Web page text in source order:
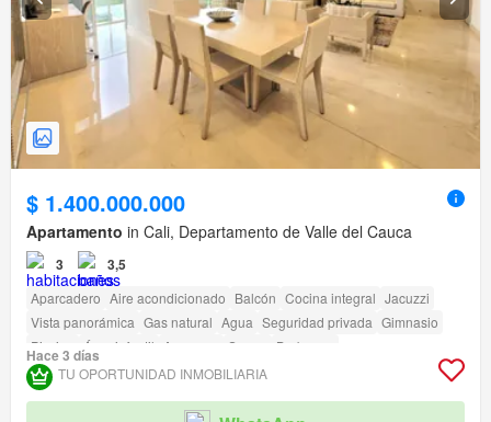
$ 1.400.000.000
Apartamento in Cali, Departamento de Valle del Cauca
3 3,5
Aparcadero Aire acondicionado Balcón Cocina integral Jacuzzi
Vista panorámica Gas natural Agua Seguridad privada Gimnasio
Piscina
Área infantil Ascensor Sauna
Barbecue
Acceso para personas con discapacidad
Hace 3 días
TU OPORTUNIDAD INMOBILIARIA